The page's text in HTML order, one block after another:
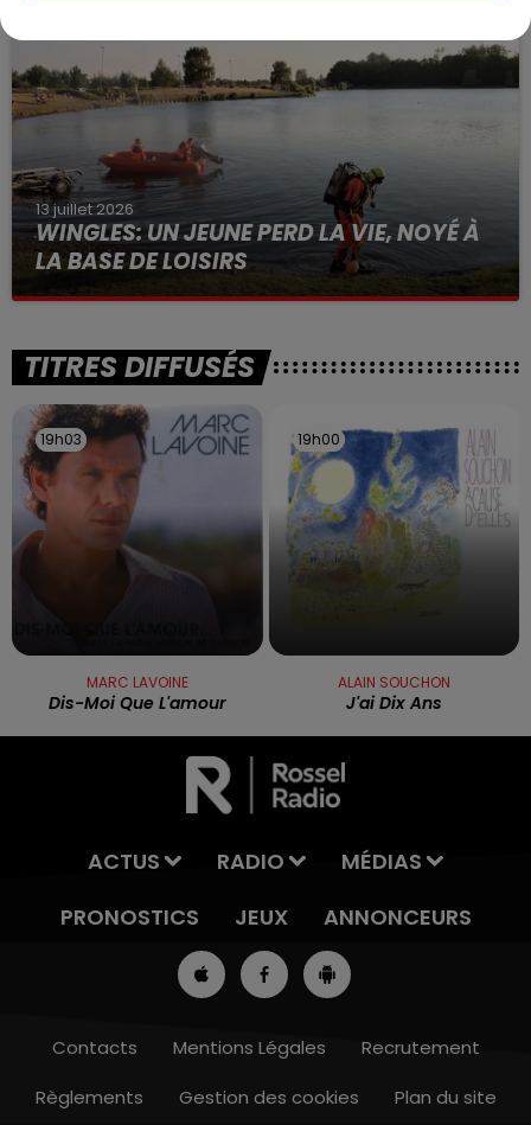
7h00 - 10h00
13 juillet 2026
WINGLES: UN JEUNE PERD LA VIE, NOYÉ À
LA BASE DE LOISIRS
La victime a coulé à pic
TITRES DIFFUSÉS
19h03
19h03
MARC LAVOINE
Dis-Moi Que L'amour
19h00
19h00
ALAIN SOUCHON
J'ai Dix Ans
ACTUS RADIO
MÉDIAS
PRONOSTICS
JEUX ANNONCEURS
Contacts Mentions Légales
Recrutement
Règlements
Gestion des cookies Plan du site